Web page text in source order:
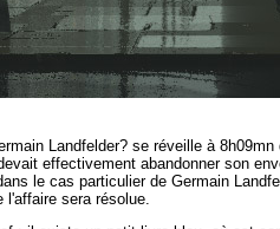
Landfelder? se réveille à 8h09mn
effectivement abandonner son
le cas particulier de Germain
l'affaire sera résolue.